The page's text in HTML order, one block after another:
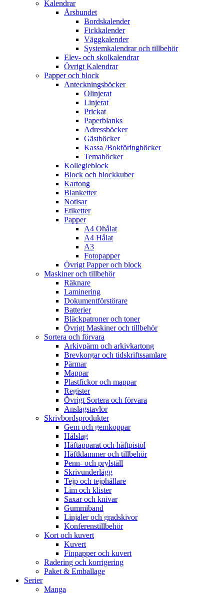
Kalendrar
Årsbundet
Bordskalender
Fickkalender
Väggkalender
Systemkalendrar och tillbehör
Elev- och skolkalendrar
Övrigt Kalendrar
Papper och block
Anteckningsböcker
Olinjerat
Linjerat
Prickat
Paperblanks
Adressböcker
Gästböcker
Kassa /Bokföringböcker
Temaböcker
Kollegieblock
Block och blockkuber
Kartong
Blanketter
Notisar
Etiketter
Papper
A4 Ohålat
A4 Hålat
A3
Fotopapper
Övrigt Papper och block
Maskiner och tillbehör
Räknare
Laminering
Dokumentförstörare
Batterier
Bläckpatroner och toner
Övrigt Maskiner och tillbehör
Sortera och förvara
Arkivpärm och arkivkartong
Brevkorgar och tidskriftssamlare
Pärmar
Mappar
Plastfickor och mappar
Register
Övrigt Sortera och förvara
Anslagstavlor
Skrivbordsprodukter
Gem och gemkoppar
Hålslag
Häftapparat och häftpistol
Häftklammer och tillbehör
Penn- och prylställ
Skrivunderlägg
Tejp och tejphållare
Lim och klister
Saxar och knivar
Gummiband
Linjaler och gradskivor
Konferenstillbehör
Kort och kuvert
Kuvert
Finpapper och kuvert
Radering och korrigering
Paket & Emballage
Serier
Manga